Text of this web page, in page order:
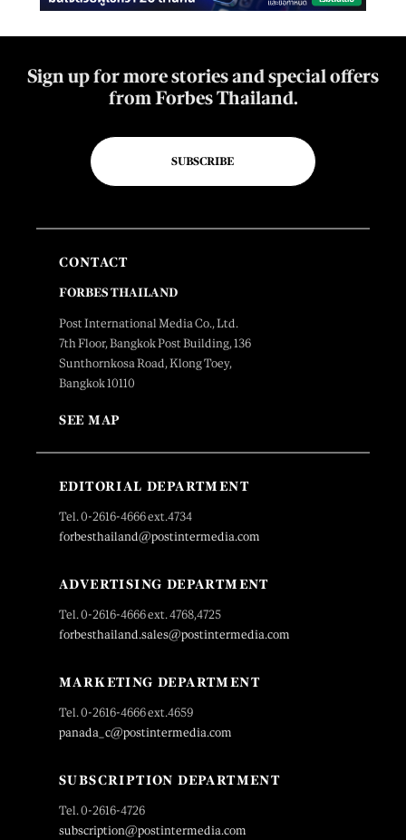
Sign up for more stories and special offers
from Forbes Thailand.
SUBSCRIBE
CONTACT
FORBES THAILAND
Post International Media Co., Ltd.
7th Floor, Bangkok Post Building, 136
Sunthornkosa Road, Klong Toey,
Bangkok 10110
SEE MAP
EDITORIAL DEPARTMENT
Tel. 0-2616-4666 ext.4734
forbesthailand@postintermedia.com
ADVERTISING DEPARTMENT
Tel. 0-2616-4666 ext. 4768,4725
forbesthailand.sales@postintermedia.com
MARKETING DEPARTMENT
Tel. 0-2616-4666 ext.4659
panada_c@postintermedia.com
SUBSCRIPTION DEPARTMENT
Tel. 0-2616-4726
subscription@postintermedia.com